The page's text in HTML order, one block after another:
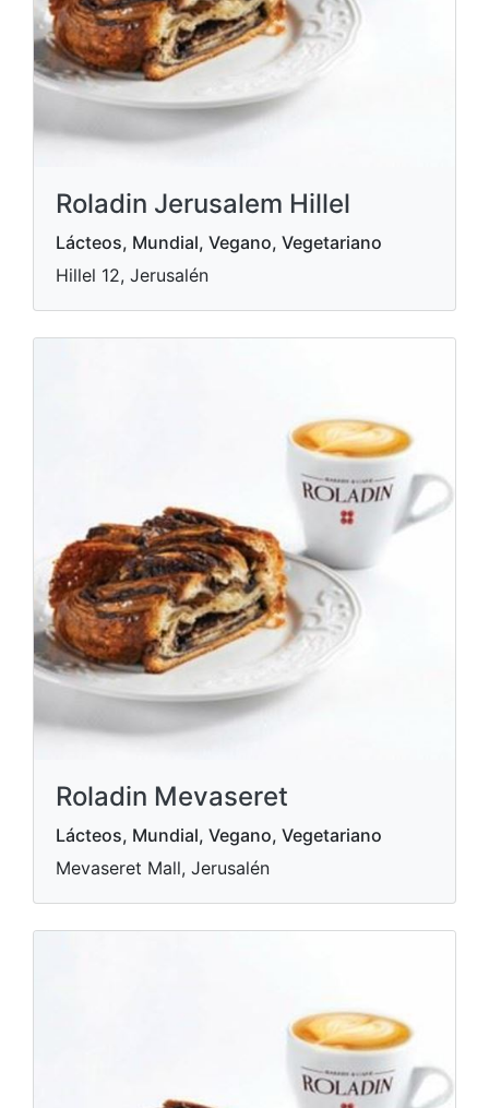
Roladin Jerusalem Hillel
Lácteos, Mundial, Vegano, Vegetariano
Hillel 12, Jerusalén
Roladin Mevaseret
Lácteos, Mundial, Vegano, Vegetariano
Mevaseret Mall, Jerusalén